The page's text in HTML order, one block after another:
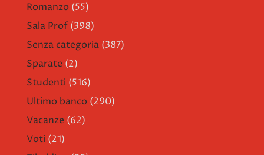
Romanzo (55)
Sala Prof (398)
Senza categoria (387)
Sparate (2)
Studenti (516)
Ultimo banco (290)
Vacanze (62)
Voti (21)